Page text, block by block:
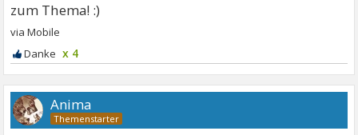
x 4
Anima